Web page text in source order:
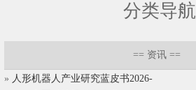
分类导航
== 资讯 ==
» 人形机器人产业研究蓝皮书2026-